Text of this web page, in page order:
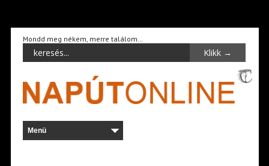
Mondd meg nékem, merre találom…